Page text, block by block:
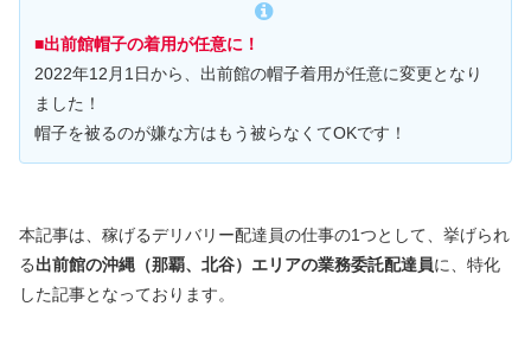
■出前館帽子の着用が任意に！
2022年12月1日から、出前館の帽子着用が任意に変更となり
ました！
帽子を被るのが嫌な方はもう被らなくてOKです！
本記事は、稼げるデリバリー配達員の仕事の1つとして、挙げられ
る出前館の沖縄（那覇、北谷）エリアの業務委託配達員に、特化
した記事となっております。